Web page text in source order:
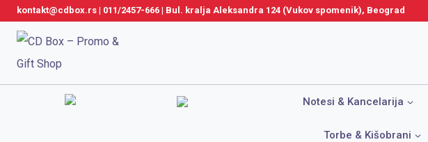
Skipkontakt@cdbox.rs | 011/2457-666 | Bul. kralja Aleksandra 124 (Vukov spomenik), Beograd
Notesi & Kancelarija
Torbe & Kišobrani